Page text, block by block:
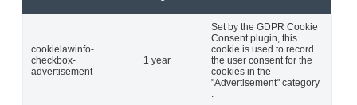
cookielawinfo-
checkbox-
advertisement
1 year
Set by the GDPR Cookie
Consent plugin, this
cookie is used to record
the user consent for the
cookies in the
"Advertisement" category